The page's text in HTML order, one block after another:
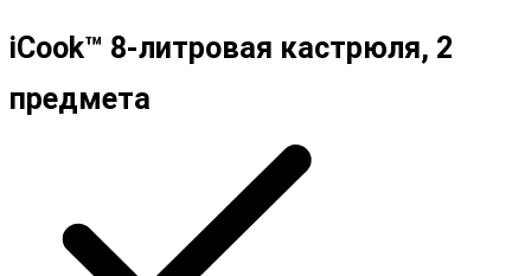
iCook™ 8-литровая кастрюля, 2
предмета